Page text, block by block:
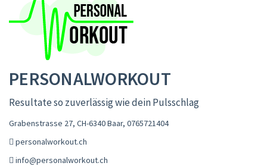
PERSONALWORKOUT
Resultate so zuverlässig wie dein Pulsschlag
Grabenstrasse 27, CH-6340 Baar, 0765721404
personalworkout.ch
info@personalworkout.ch